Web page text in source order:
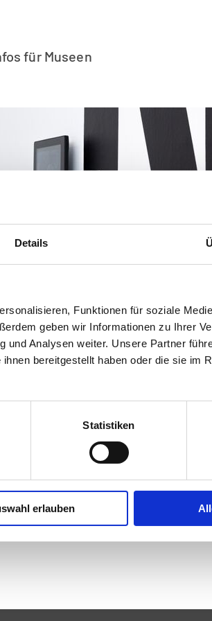
Details
Funktionen für soziale
geben wir Informationen zu Ihrer
Analysen weiter. Unsere Partner
bereitgestellt haben oder die sie im
Statistiken
erlauben
für Museen
Tumeltsham
keine Ergebnisse gefunden.